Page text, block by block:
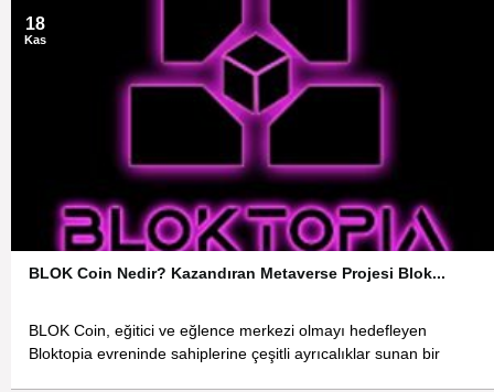
BLOK Coin Nedir? Kazandıran Metaverse Projesi Blok...
BLOK Coin, eğitici ve eğlence merkezi olmayı hedefleyen
Bloktopia evreninde sahiplerine çeşitli ayrıcalıklar sunan bir
18
Kas